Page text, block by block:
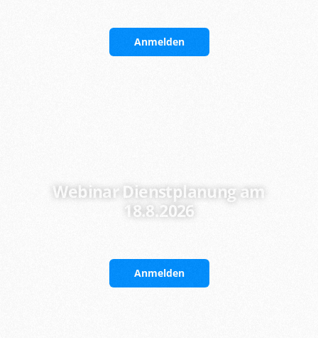
Anmelden
Webinar Dienstplanung am
18.8.2026
Anmelden